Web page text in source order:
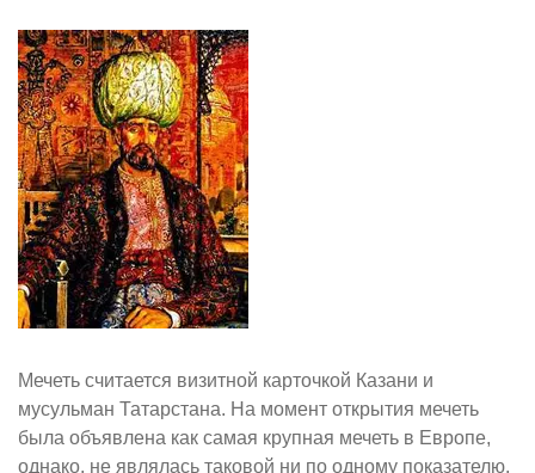
Мечеть считается визитной карточкой Казани и
мусульман Татарстана. На момент открытия мечеть
была объявлена как самая крупная мечеть в Европе,
однако, не являлась таковой ни по одному показателю.